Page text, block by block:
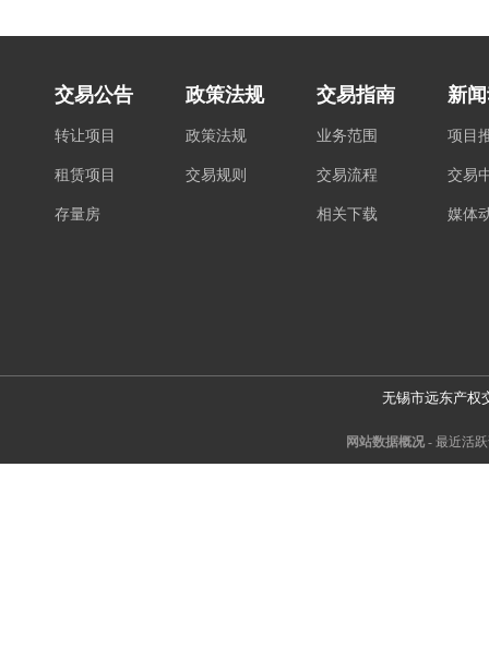
交易公告
转让项目
租赁项目
存量房
政策法规
政策法规
交易规则
交易指南
业务范围
交易流程
相关下载
新
项目
交易
媒体
无锡市远东产权
网站数据概况 - 最近活